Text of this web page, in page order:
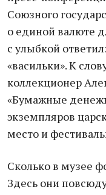
Союзного
о единой валюте
с улыбкой
«васильки». К
коллекционер
«Бумажные
экземпляров
место и
Сколько в музее
Здесь они